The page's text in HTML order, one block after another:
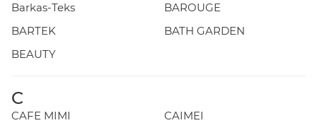
Barkas-Teks
BAROUGE
BARTEK
BATH GARDEN
BEAUTY
C
CAFE MIMI
CAIMEI